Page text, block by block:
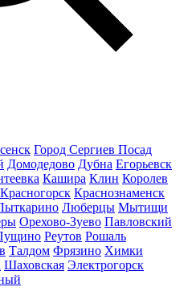
Город Сергиев Посад
Домодедово Дубна Егорьевск
Кашира Клин Королев
Красногорск Краснознаменск
Люберцы Мытищи
Орехово-Зуево Павловский
Реутов Рошаль
Талдом Фрязино Химки
Шаховская Электрогорск